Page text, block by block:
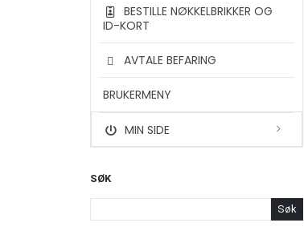
BESTILLE NØKKELBRIKKER OG
ID-KORT
AVTALE BEFARING
BRUKERMENY
MIN SIDE
SØK
Søk